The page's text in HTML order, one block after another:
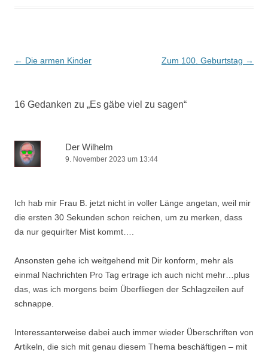
Beitrags-
← Die armen Kinder Zum 100. Geburtstag →
16 Gedanken zu „Es gäbe viel zu sagen“
Der Wilhelm
9. November 2023 um 13:44
Ich hab mir Frau B. jetzt nicht in voller Länge angetan, weil mir
die ersten 30 Sekunden schon reichen, um zu merken, dass
da nur gequirlter Mist kommt….
Ansonsten gehe ich weitgehend mit Dir konform, mehr als
einmal Nachrichten Pro Tag ertrage ich auch nicht mehr…plus
das, was ich morgens beim Überfliegen der Schlagzeilen auf
schnappe.
Interessanterweise dabei auch immer wieder Überschriften von
Artikeln, die sich mit genau diesem Thema beschäftigen – mit